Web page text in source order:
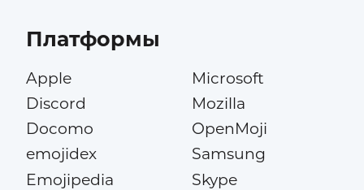
Платформы
Apple
Discord
Docomo
emojidex
Emojipedia
Microsoft
Mozilla
OpenMoji
Samsung
Skype